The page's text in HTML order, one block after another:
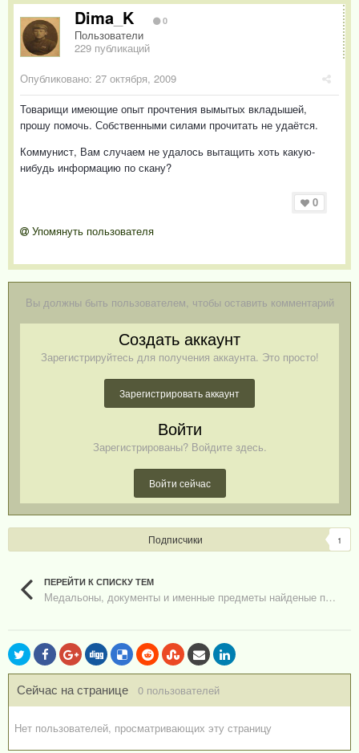
Dima_K 0
Пользователи
229 публикаций
Опубликовано: 27 октября, 2009
Товарищи имеющие опыт прочтения вымытых вкладышей,
прошу помочь. Собственными силами прочитать не удаётся.
Коммунист, Вам случаем не удалось вытащить хоть какую-
нибудь информацию по скану?
0
Упомянуть пользователя
Вы должны быть пользователем, чтобы оставить комментарий
Создать аккаунт
Зарегистрируйтесь для получения аккаунта. Это просто!
Зарегистрировать аккаунт
Войти
Зарегистрированы? Войдите здесь.
Войти сейчас
Подписчики 1
ПЕРЕЙТИ К СПИСКУ ТЕМ
Медальоны, документы и именные предметы найденые поисковыми отрядами
Сейчас на странице 0 пользователей
Нет пользователей, просматривающих эту страницу